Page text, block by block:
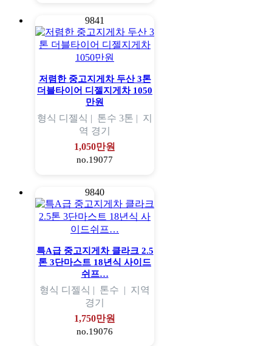
9841
저렴한 중고지게차 두산 3톤
더블타이어 디젤지게차 1050
만원
형식 디젤식 | 톤수 3톤 | 지
역 경기
1,050만원
no.19077
9840
특A급 중고지게차 클라크 2.5
톤 3단마스트 18년식 사이드
쉬프…
형식 디젤식 | 톤수 | 지역
경기
1,750만원
no.19076